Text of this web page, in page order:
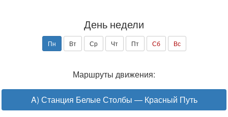
День недели
Пн Вт Ср Чт Пт Сб Вс
Маршруты движения:
A) Станция Белые Столбы — Красный Путь